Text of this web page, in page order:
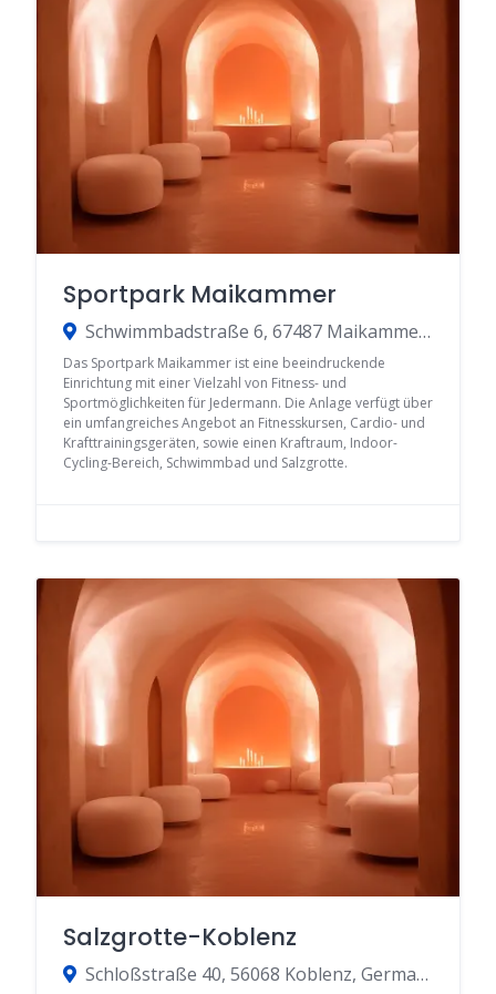
Sportpark Maikammer
Schwimmbadstraße 6, 67487 Maikammer, Germany
Das Sportpark Maikammer ist eine beeindruckende
Einrichtung mit einer Vielzahl von Fitness- und
Sportmöglichkeiten für Jedermann. Die Anlage verfügt über
ein umfangreiches Angebot an Fitnesskursen, Cardio- und
Krafttrainingsgeräten, sowie einen Kraftraum, Indoor-
Cycling-Bereich, Schwimmbad und Salzgrotte.
Salzgrotte-Koblenz
Schloßstraße 40, 56068 Koblenz, Germany